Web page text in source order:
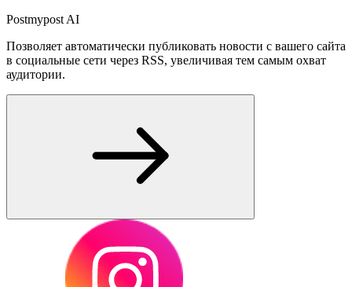
Postmypost AI
Позволяет автоматически публиковать новости с вашего сайта
в социальные сети через RSS, увеличивая тем самым охват
аудитории.